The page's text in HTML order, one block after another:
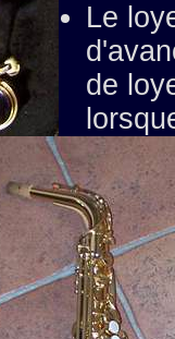
Le
de